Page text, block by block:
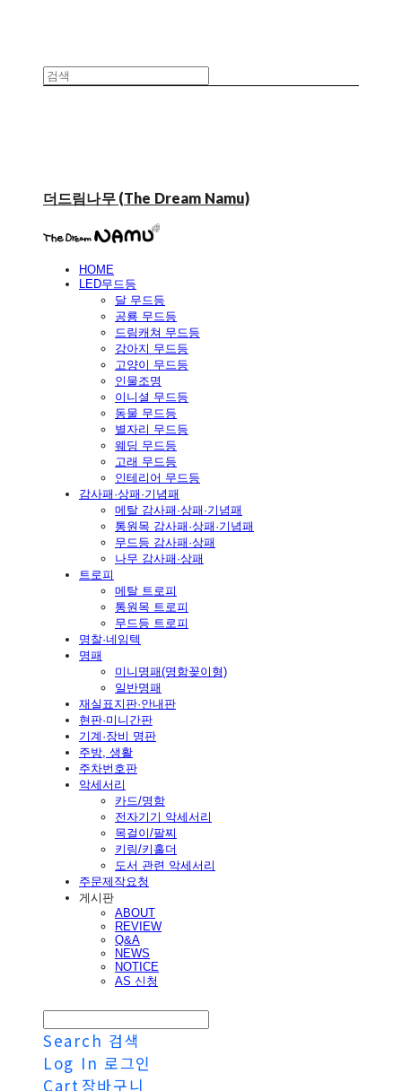
더드림나무 (The Dream Namu)
HOME
LED무드등
달 무드등
공룡 무드등
드림캐쳐 무드등
강아지 무드등
고양이 무드등
인물조명
이니셜 무드등
동물 무드등
별자리 무드등
웨딩 무드등
고래 무드등
인테리어 무드등
감사패·상패·기념패
메탈 감사패·상패·기념패
통원목 감사패·상패·기념패
무드등 감사패·상패
나무 감사패·상패
트로피
메탈 트로피
통원목 트로피
무드등 트로피
명찰·네임텍
명패
미니명패(명함꽂이형)
일반명패
재실표지판·안내판
현판·미니간판
기계·장비 명판
주방, 생활
주차번호판
악세서리
카드/명함
전자기기 악세서리
목걸이/팔찌
키링/키홀더
도서 관련 악세서리
주문제작요청
게시판
ABOUT
REVIEW
Q&A
NEWS
NOTICE
AS 신청
Search 검색
Log In 로그인
Cart 장바구니